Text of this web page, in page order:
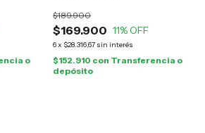
o
$169.900
$189.900
11% OFF
6x $28.316,67 sin interés
$152.910 con Transferencia o
depósito